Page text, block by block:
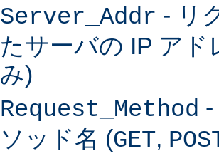
Server_Addr - リ
たサーバの IP アド
み)
Request_Method
ソッド名 (GET,